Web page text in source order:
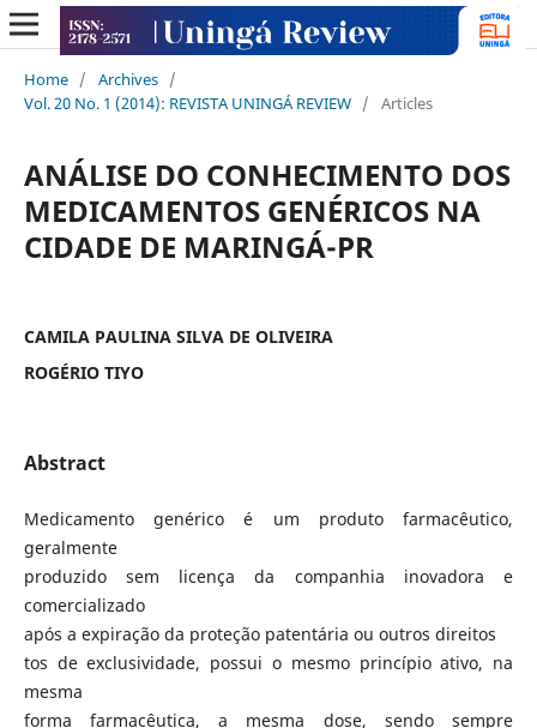
Home / Archives /
Vol. 20 No. 1 (2014): REVISTA UNINGÁ REVIEW / Articles
ANÁLISE DO CONHECIMENTO DOS
MEDICAMENTOS GENÉRICOS NA
CIDADE DE MARINGÁ-PR
CAMILA PAULINA SILVA DE OLIVEIRA
ROGÉRIO TIYO
Abstract
Medicamento genérico é um produto farmacêutico,
geralmente
produzido sem licença da companhia inovadora e
comercializado
após a expiração da proteção patentária ou outros direitos
tos de exclusividade, possui o mesmo princípio ativo, na
mesma
forma farmacêutica, a mesma dose, sendo sempre